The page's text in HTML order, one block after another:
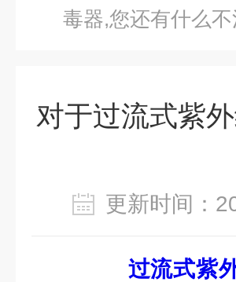
毒器,您还有什么不
对于过流式紫
更新时间
过流式紫